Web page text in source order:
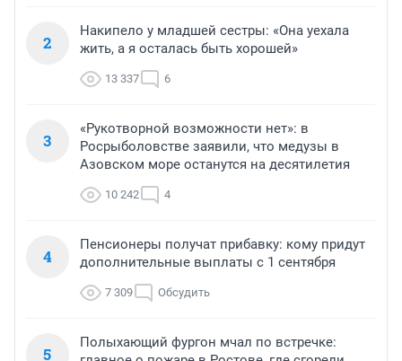
2
Накипело у младшей сестры: «Она уехала
жить, а я осталась быть хорошей»
13 337 6
3
«Рукотворной возможности нет»: в
Росрыболовстве заявили, что медузы в
Азовском море останутся на десятилетия
10 242 4
4
Пенсионеры получат прибавку: кому придут
дополнительные выплаты с 1 сентября
7 309 Обсудить
5
Полыхающий фургон мчал по встречке: